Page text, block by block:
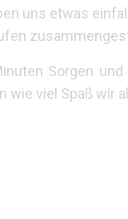
uns etwas
Sorgen
viel Spaß wir